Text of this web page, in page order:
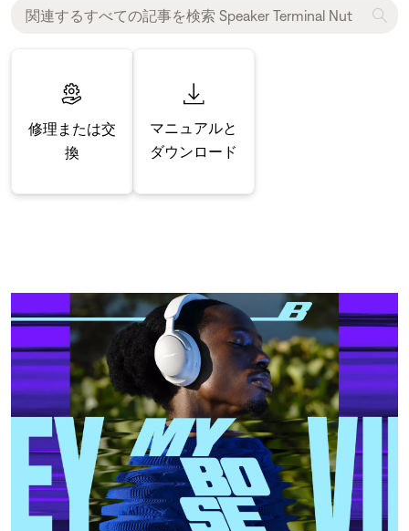
修理または交
換
マニュアルと
ダウンロード